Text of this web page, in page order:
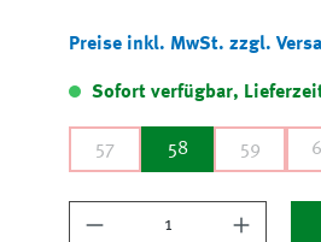
Preise inkl. MwSt. zzgl.
Sofort verfügbar,
57 58 59
Produkt Anzahl: